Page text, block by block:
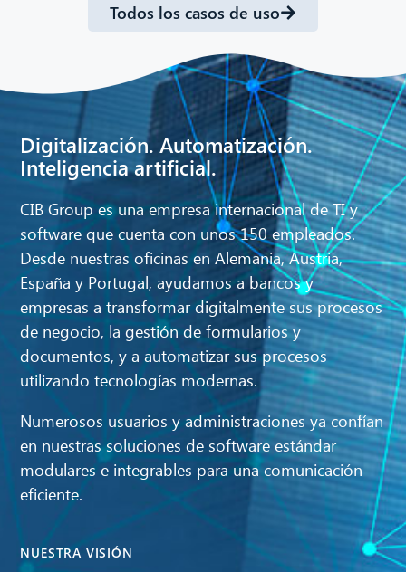
Todos los casos de uso
Digitalización. Automatización.
Inteligencia artificial.
CIB Group es una empresa internacional de TI y
software que cuenta con unos 150 empleados.
Desde nuestras oficinas en Alemania, Austria,
España y Portugal, ayudamos a bancos y
empresas a transformar digitalmente sus procesos
de negocio, la gestión de formularios y
documentos, y a automatizar sus procesos
utilizando tecnologías modernas.
Numerosos usuarios y administraciones ya confían
en nuestras soluciones de software estándar
modulares e integrables para una comunicación
eficiente.
NUESTRA VISIÓN